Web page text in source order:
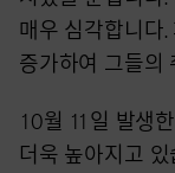
매우 심각합니다.
증가하여 그들의
10월 11일 발생
더욱 높아지고 있